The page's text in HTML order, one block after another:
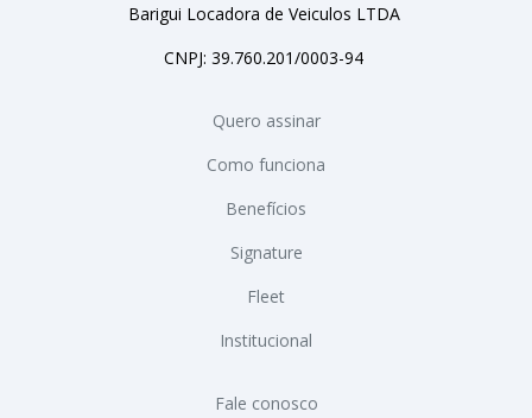
Barigui Locadora de Veiculos LTDA
CNPJ: 39.760.201/0003-94
Quero assinar
Como funciona
Benefícios
Signature
Fleet
Institucional
Fale conosco